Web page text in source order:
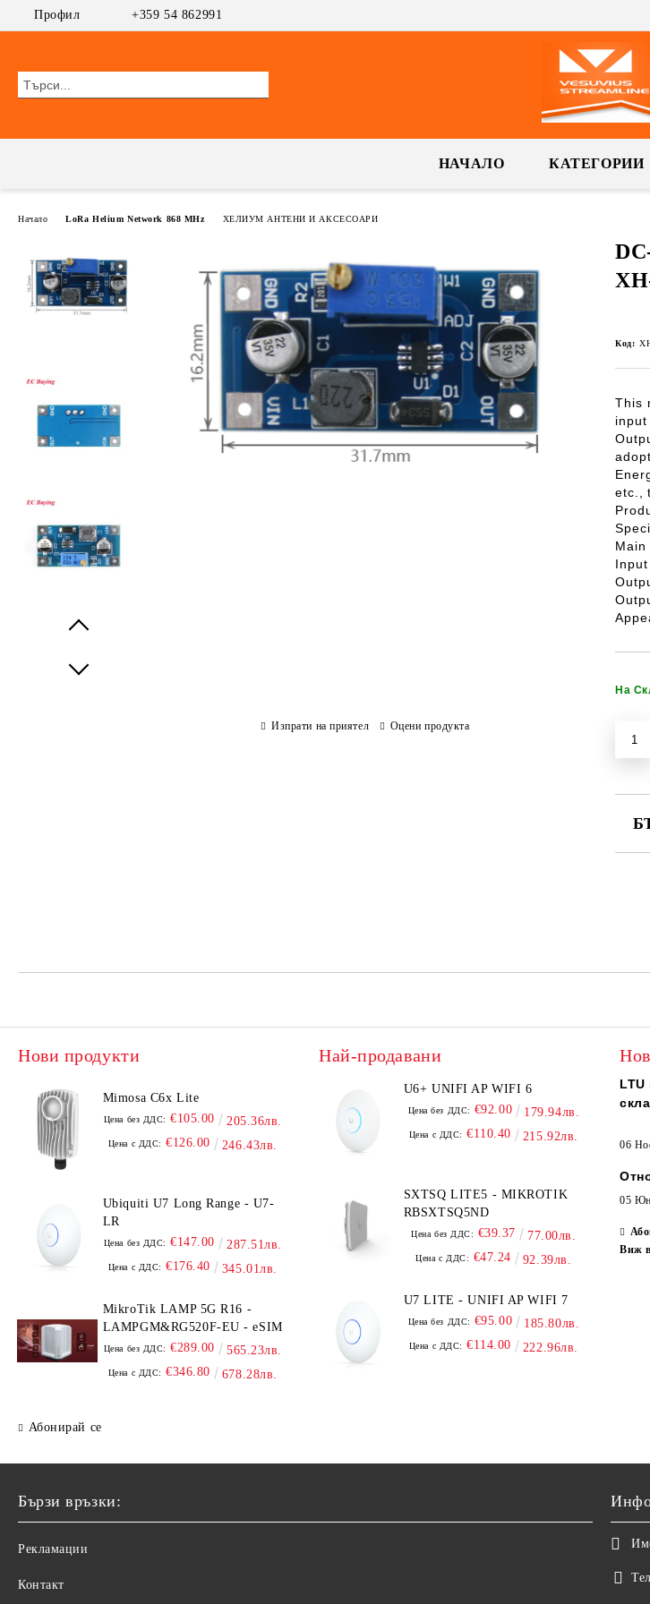
Профил +359 54 862991
НАЧАЛО КАТЕГОРИИ
Начало LoRa Helium Network 868 MHz ХЕЛИУМ АНТЕНИ И АКСЕСОАРИ
Код:
This
input
etc.,
Main
На
Изпрати на приятел Оцени продукта
Нови продукти
Mimosa C6x Lite
Цена без ДДС: €105.00 205.36лв.
Цена с ДДС: €126.00 246.43лв.
Ubiquiti U7 Long Range - U7-
LR
Цена без ДДС: €147.00 287.51лв.
Цена с ДДС: €176.40 345.01лв.
MikroTik LAMP 5G R16 -
LAMPGM&RG520F-EU - eSIM
Цена без ДДС: €289.00 565.23лв.
Цена с ДДС: €346.80 678.28лв.
Абонирай се
Най-продавани
U6+ UNIFI AP WIFI 6
Цена без ДДС: €92.00 179.94лв.
Цена с ДДС: €110.40 215.92лв.
SXTSQ LITE5 - MIKROTIK
RBSXTSQ5ND
Цена без ДДС: €39.37 77.00лв.
Цена с ДДС: €47.24 92.39лв.
U7 LITE - UNIFI AP WIFI 7
Цена без ДДС: €95.00 185.80лв.
Цена с ДДС: €114.00 222.96лв.
06
05
Виж
Бързи връзки:
Рекламации
Контакт